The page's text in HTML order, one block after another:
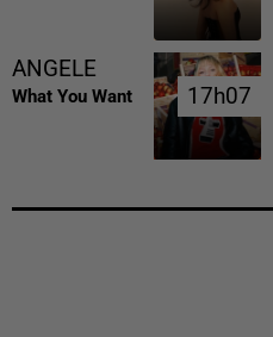
ANGELE
What You Want 17h07
17h07